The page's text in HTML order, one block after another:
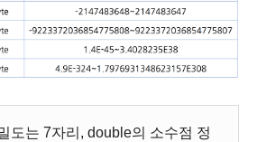
도는 7자리, double의 소수점 정